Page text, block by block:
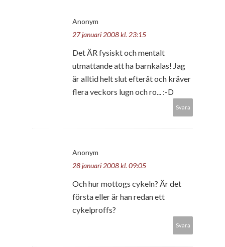
Anonym
27 januari 2008 kl. 23:15
Det ÄR fysiskt och mentalt
utmattande att ha barnkalas! Jag
är alltid helt slut efteråt och kräver
flera veckors lugn och ro... :-D
Svara
Anonym
28 januari 2008 kl. 09:05
Och hur mottogs cykeln? Är det
första eller är han redan ett
cykelproffs?
Svara